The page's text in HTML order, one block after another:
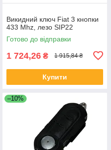
Викидний ключ Fiat 3 кнопки
433 Mhz, лезо SIP22
Готово до відправки
1 724,26 ₴ 1 915,84 ₴
Купити
–10%